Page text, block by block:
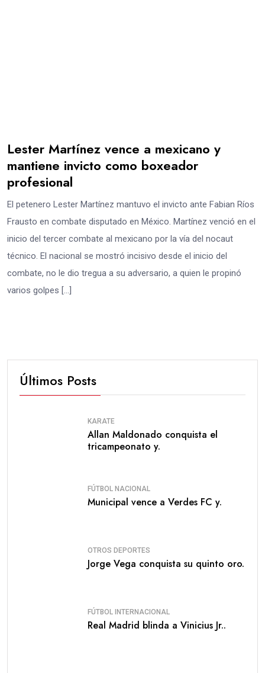
Lester Martínez vence a mexicano y
mantiene invicto como boxeador
profesional
El petenero Lester Martínez mantuvo el invicto ante Fabian Ríos
Frausto en combate disputado en México. Martínez venció en el
inicio del tercer combate al mexicano por la vía del nocaut
técnico. El nacional se mostró incisivo desde el inicio del
combate, no le dio tregua a su adversario, a quien le propinó
varios golpes […]
Últimos Posts
KARATE
Allan Maldonado conquista el
tricampeonato y.
FÚTBOL NACIONAL
Municipal vence a Verdes FC y.
OTROS DEPORTES
Jorge Vega conquista su quinto oro.
FÚTBOL INTERNACIONAL
Real Madrid blinda a Vinicius Jr..